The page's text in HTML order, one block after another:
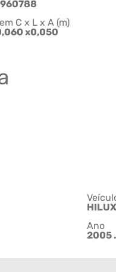
C x L x A (m)
x0,050
HILUX
Ano
2005